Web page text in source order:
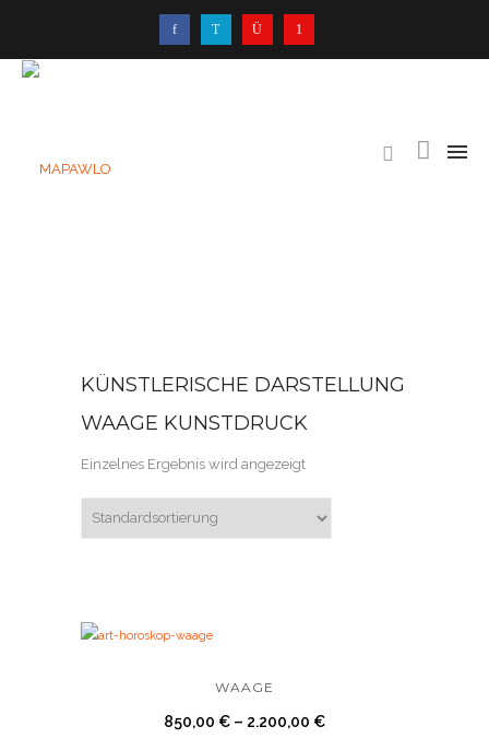
KÜNSTLERISCHE DARSTELLUNG
WAAGE KUNSTDRUCK
Einzelnes Ergebnis wird angezeigt
WAAGE
850,00 € – 2.200,00 €